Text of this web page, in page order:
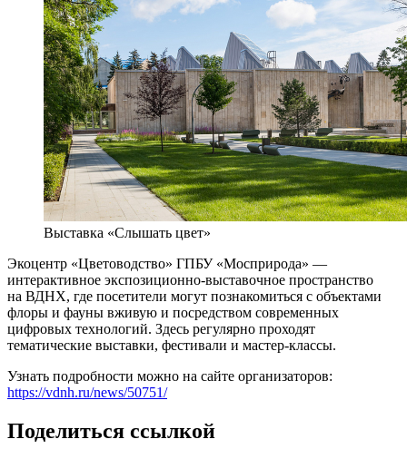
Выставка «Слышать цвет»
Экоцентр «Цветоводство» ГПБУ «Мосприрода» —
интерактивное экспозиционно-выставочное пространство
на ВДНХ, где посетители могут познакомиться с объектами
флоры и фауны вживую и посредством современных
цифровых технологий. Здесь регулярно проходят
тематические выставки, фестивали и мастер-классы.
Узнать подробности можно на сайте организаторов:
https://vdnh.ru/news/50751/
Поделиться ссылкой